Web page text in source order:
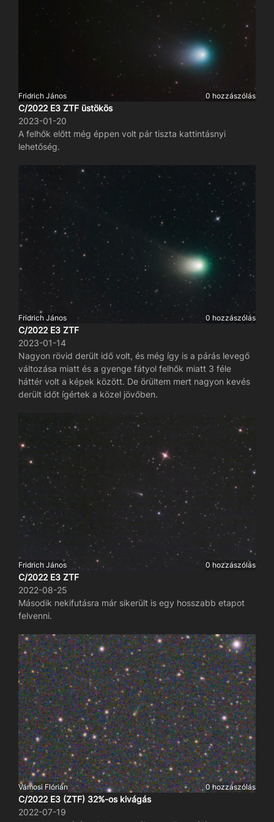
Fridrich János 0 hozzászólás
C/2022 E3 ZTF üstökös
2023-01-20
A felhők előtt még éppen volt pár tiszta kattintásnyi
lehetőség.
Fridrich János 0 hozzászólás
C/2022 E3 ZTF
2023-01-14
Nagyon rövid derült idő volt, és még így is a párás levegő
változása miatt és a gyenge fátyol felhők miatt 3 féle
háttér volt a képek között. De örültem mert nagyon kevés
derült időt ígértek a közel jövőben.
Fridrich János 0 hozzászólás
C/2022 E3 ZTF
2022-08-25
Második nekifutásra már sikerült is egy hosszabb etapot
felvenni.
Vámosi Flórián 0 hozzászólás
C/2022 E3 (ZTF) 32%-os kivágás
2022-07-19